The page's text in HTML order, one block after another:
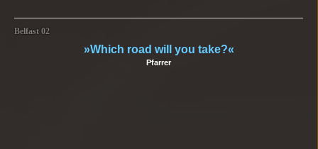
Belfast 02
»Which road will you take?«
Pfarrer